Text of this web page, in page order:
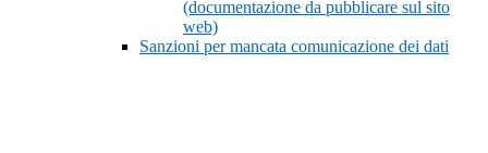
(documentazione da pubblicare sul sito
web)
Sanzioni per mancata comunicazione dei dati